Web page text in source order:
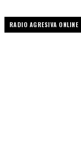
RADIO AGRESIVA ONLINE